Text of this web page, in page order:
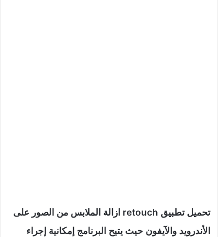
تحميل تطبيق retouch ازالة الملابس من الصور على
الأندرويد والآيفون حيث يتيح البرنامج إمكانية إجراء